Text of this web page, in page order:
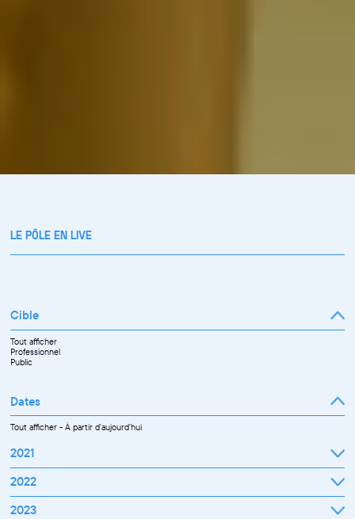
LE PÔLE EN LIVE
Cible
Tout afficher
Professionnel
Public
Dates
Tout afficher-À partir d'aujourd'hui
2021
Septembre
Novembre
Décembre
2022
Janvier
2023